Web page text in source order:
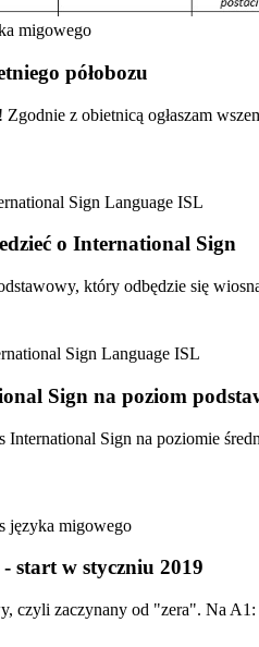
migowego
półobozu
z obietnicą ogłaszam
Sign Language ISL
o International Sign
który odbędzie się
Sign Language ISL
Sign na poziom
Sign na poziomie
języka migowego
start w styczniu 2019
czyli zaczynany od "zera". Na